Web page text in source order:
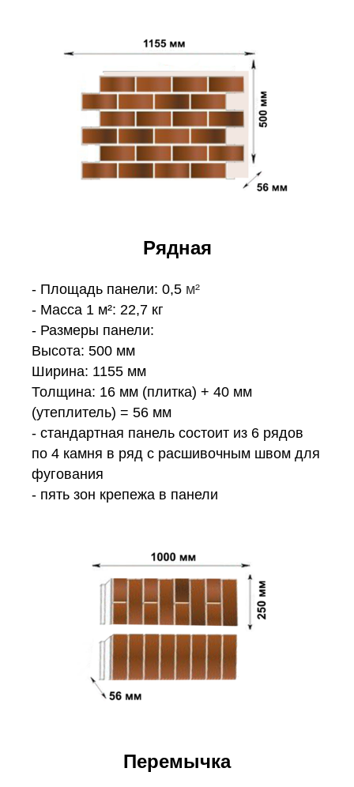
Рядная
- Площадь панели: 0,5 м²
- Масса 1 м²: 22,7 кг
- Размеры панели:
Высота: 500 мм
Ширина: 1155 мм
Толщина: 16 мм (плитка) + 40 мм
(утеплитель) = 56 мм
- стандартная панель состоит из 6 рядов
по 4 камня в ряд с расшивочным швом для
фугования
- пять зон крепежа в панели
Перемычка